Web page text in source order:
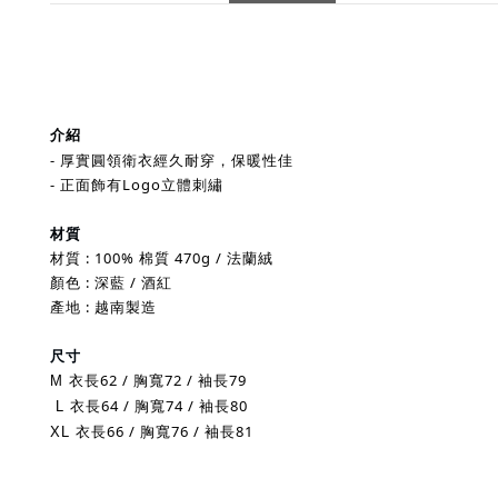
介紹
- 厚實圓領衛衣經久耐穿，保暖性佳
- 正面飾有Logo立體刺繡
材質
材質 : 100% 棉質 470g / 法蘭絨
顏色 : 深藍 / 酒紅
產地 : 越南製造
尺寸
M 衣長62 / 胸寬72 / 袖長79
L 衣長64 / 胸寬74 / 袖長80
XL 衣長66 / 胸寬76 / 袖長81